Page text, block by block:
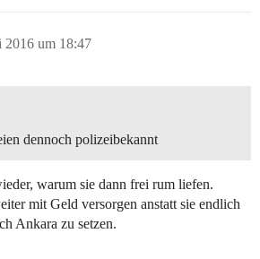
2016 um 18:47
dennoch polizeibekannt
warum sie dann frei rum liefen.
mit Geld versorgen anstatt sie endlich
Ankara zu setzen.